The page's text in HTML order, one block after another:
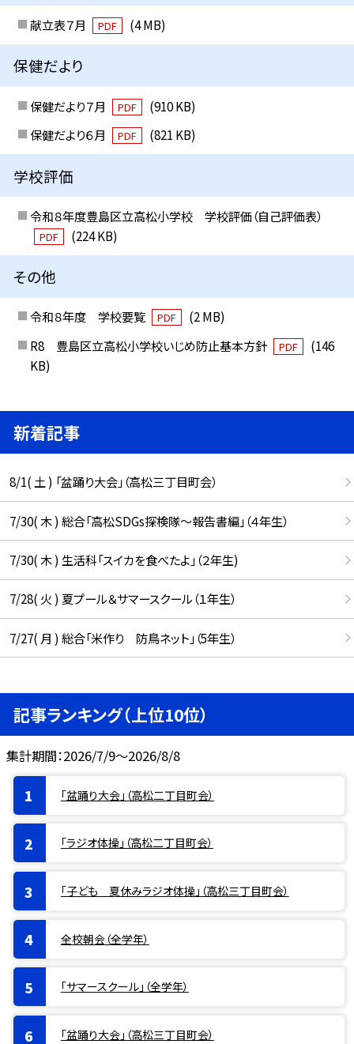
献立表７月 PDF (4 MB)
保健だより
保健だより７月 PDF
(910 KB)
保健だより６月
PDF (821 KB)
学校評価
令和８年度豊島区立高松小学校 学校評価（自己評価表）
PDF (224 KB)
その他
令和８年度 学校要覧 PDF
(2 MB)
R8 豊島区立高松小学校いじめ防止基本方針
PDF
(146
KB)
新着記事
8/1( 土 ) 「盆踊り大会」（高松三丁目町会）
7/30( 木 ) 総合「高松SDGs探検隊〜報告書編」（４年生）
7/30( 木 ) 生活科「スイカを食べたよ」（２年生)
7/28( 火 ) 夏プール＆サマースクール（１年生）
7/27( 月 ) 総合「米作り 防鳥ネット」（5年生）
記事ランキング（上位10位）
集計期間：2026/7/9～2026/8/8
「盆踊り大会」（高松二丁目町会）
「ラジオ体操」（高松二丁目町会）
「子ども 夏休みラジオ体操」（高松三丁目町会）
全校朝会（全学年）
「サマースクール」（全学年）
「盆踊り大会」（高松三丁目町会）